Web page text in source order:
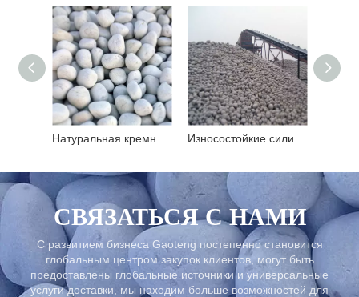
СВЯЗАТЬСЯ С НАМИ
С развитием бизнеса Gaoteng постепенно становится
глобальным центром закупок клиентов, могут быть
предоставлены глобальные источники и универсальные
услуги доставки, мы находим больше возможностей для